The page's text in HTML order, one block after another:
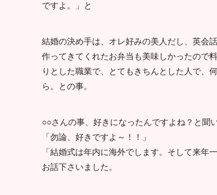
ですよ。」と
結婚の決め手は、オレ好みの美人だし、英会
作ってきてくれたお弁当も美味しかったので
りとした職業で、とてもきちんとした人で、
ら。との事。
○○さんの事、好きになったんですよね？と聞い
「勿論、好きですよ～！！」
「結婚式は年内に海外でします。そして来年
お話下さいました。